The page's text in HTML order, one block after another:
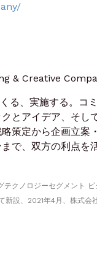
& Creative
る、実施する。コ
とアイデア、そ
策定から企画立案
で、双方の利点
クノロジーセグメント
新設、2021年4月、株式